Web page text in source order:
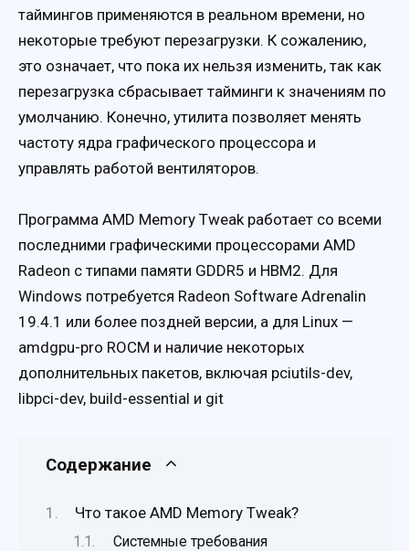
таймингов применяются в реальном времени, но
некоторые требуют перезагрузки. К сожалению,
это означает, что пока их нельзя изменить, так как
перезагрузка сбрасывает тайминги к значениям по
умолчанию. Конечно, утилита позволяет менять
частоту ядра графического процессора и
управлять работой вентиляторов.
Программа AMD Memory Tweak работает со всеми
последними графическими процессорами AMD
Radeon с типами памяти GDDR5 и HBM2. Для
Windows потребуется Radeon Software Adrenalin
19.4.1 или более поздней версии, а для Linux —
amdgpu-pro ROCM и наличие некоторых
дополнительных пакетов, включая pciutils-dev,
libpci-dev, build-essential и git
Содержание
Что такое AMD Memory Tweak?
Системные требования